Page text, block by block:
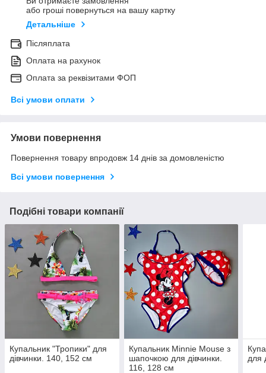
або гроші повернуться на вашу картку
Детальніше
Післяплата
Оплата на рахунок
Оплата за реквізитами ФОП
Всі умови оплати
Умови повернення
Повернення товару впродовж 14 днів за домовленістю
Всі умови повернення
Подібні товари компанії
Купальник "Тропики" для
дівчинки. 140, 152 см
Купальник Minnie Mouse з
шапочкою для дівчинки.
116, 128 см
для